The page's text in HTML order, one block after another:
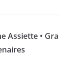
Assiette •